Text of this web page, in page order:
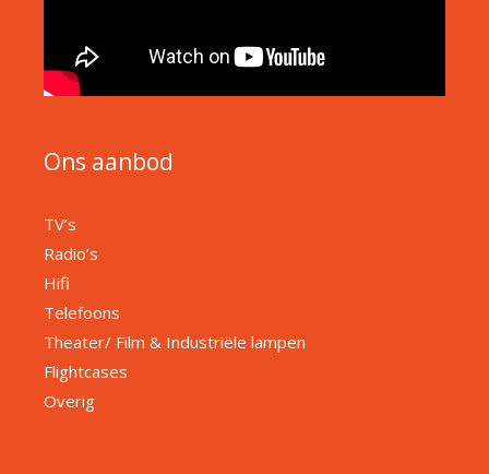
Ons aanbod
TV’s
Radio’s
Hifi
Telefoons
Theater/ Film & Industriële lampen
Flightcases
Overig